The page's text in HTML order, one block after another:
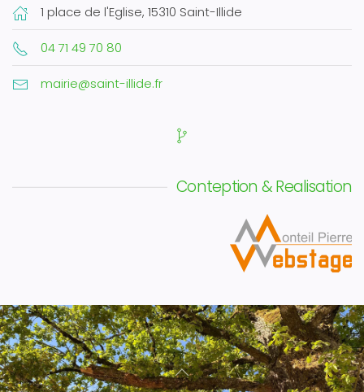
1 place de l'Eglise, 15310 Saint-Illide
04 71 49 70 80
mairie@saint-illide.fr
Conteption & Realisation